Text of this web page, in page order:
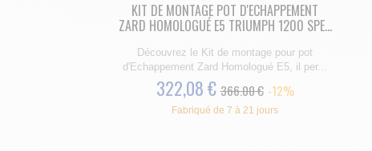
KIT DE MONTAGE POT D'ECHAPPEMENT
ZARD HOMOLOGUÉ E5 TRIUMPH 1200 SPE...
Découvrez le Kit de montage pour pot
d'Echappement Zard Homologué E5, il per...
322,08 € 366.00 € -12%
Fabriqué de 7 à 21 jours